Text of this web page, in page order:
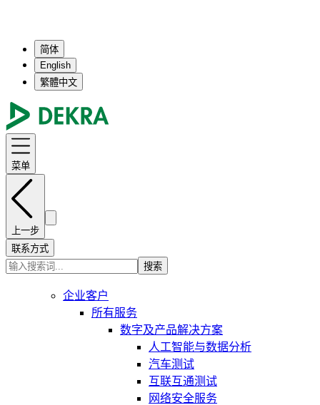
简体
English
繁體中文
菜单
上一步
联系方式
搜索
企业客户
所有服务
数字及产品解决方案
人工智能与数据分析
汽车测试
互联互通测试
网络安全服务